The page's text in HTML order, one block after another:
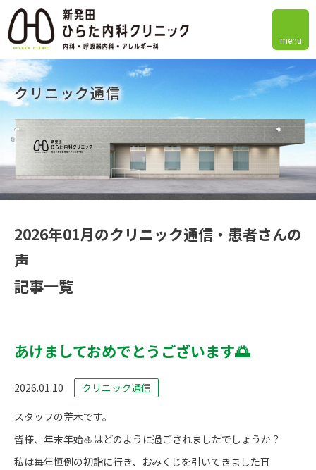
クリニック通信
2026年01月のクリニック通信・患者さんの
声
記事一覧
あけましておめでとうございます🌅
2026.01.10 クリニック通信
スタッフの荒木です。
皆様、年末年始🎍はどのように過ごされましたでしょうか？
私は毎年恒例の初詣に行き、おみくじを引いてきました⛩️
menu